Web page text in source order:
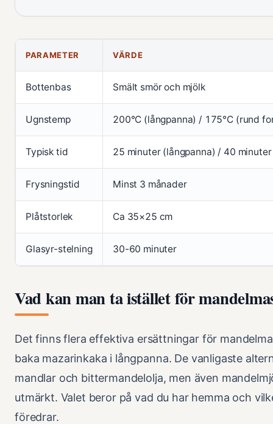
PARAMETER VÄRDE
Bottenbas Smält smör och mjölk
Ugnstemp 200°C (långpanna) / 175°C (rund
Typisk tid 25 minuter (långpanna) / 40
Frysningstid Minst 3 månader
Plåtstorlek Ca 35×25 cm
Glasyr-stelning 30-60 minuter
Vad kan man ta istället för
Det finns flera effektiva ersättningar för
baka mazarinkaka i långpanna. De vanligaste
mandlar och bittermandelolja, men även
utmärkt. Valet beror på vad du har hemma och
föredrar.